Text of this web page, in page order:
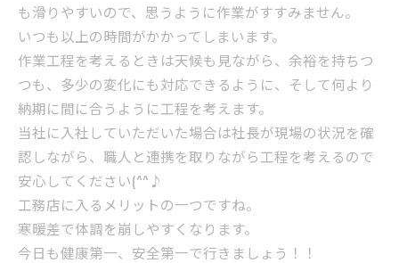
も滑りやすいので、思うように作業がすすみません。
いつも以上の時間がかかってしまいます。
作業工程を考えるときは天候も見ながら、余裕を持ちつ
つも、多少の変化にも対応できるように、そして何より
納期に間に合うように工程を考えます。
当社に入社していただいた場合は社長が現場の状況を確
認しながら、職人と連携を取りながら工程を考えるので
安心してください(^^♪
工務店に入るメリットの一つですね。
寒暖差で体調を崩しやすくなります。
今日も健康第一、安全第一で行きましょう！！